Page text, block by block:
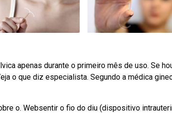
apenas durante o primeiro mês de uso. Se
o que diz especialista. Segundo a médica
o. Websentir o fio do diu (dispositivo